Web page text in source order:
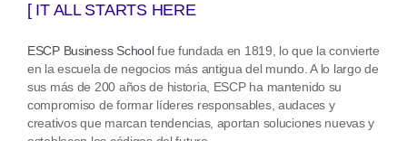
[ IT ALL STARTS HERE
ESCP Business Schoolfue fundada en 1819, lo que la convierte
en la escuela de negocios más antigua del mundo. A lo largo de
sus más de 200 años de historia, ESCP ha mantenido su
compromiso de formar líderes responsables, audaces y
creativos que marcan tendencias, aportan soluciones nuevas y